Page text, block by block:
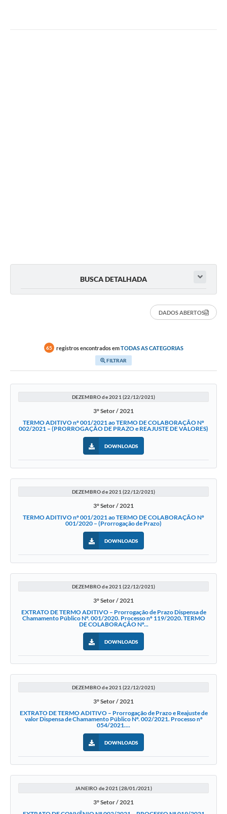
BUSCA DETALHADA
DADOS ABERTOS
65 registros encontrados emTODAS AS CATEGORIAS
FILTRAR
DEZEMBRO de 2021 (22/12/2021)
3° Setor / 2021
TERMO ADITIVO nº 001/2021 ao TERMO DE COLABORAÇÃO Nº
002/2021 – (PRORROGAÇÃO DE PRAZO e REAJUSTE DE VALORES)
DOWNLOADS
DEZEMBRO de 2021 (22/12/2021)
3° Setor / 2021
TERMO ADITIVO nº 001/2021 ao TERMO DE COLABORAÇÃO Nº
001/2020 – (Prorrogação de Prazo)
DOWNLOADS
DEZEMBRO de 2021 (22/12/2021)
3° Setor / 2021
EXTRATO DE TERMO ADITIVO – Prorrogação de Prazo Dispensa de
Chamamento Público Nº. 001/2020. Processo nº 119/2020. TERMO
DE COLABORAÇÃO Nº...
DOWNLOADS
DEZEMBRO de 2021 (22/12/2021)
3° Setor / 2021
EXTRATO DE TERMO ADITIVO – Prorrogação de Prazo e Reajuste de
valor Dispensa de Chamamento Público Nº. 002/2021. Processo nº
054/2021....
DOWNLOADS
JANEIRO de 2021 (28/01/2021)
3° Setor / 2021